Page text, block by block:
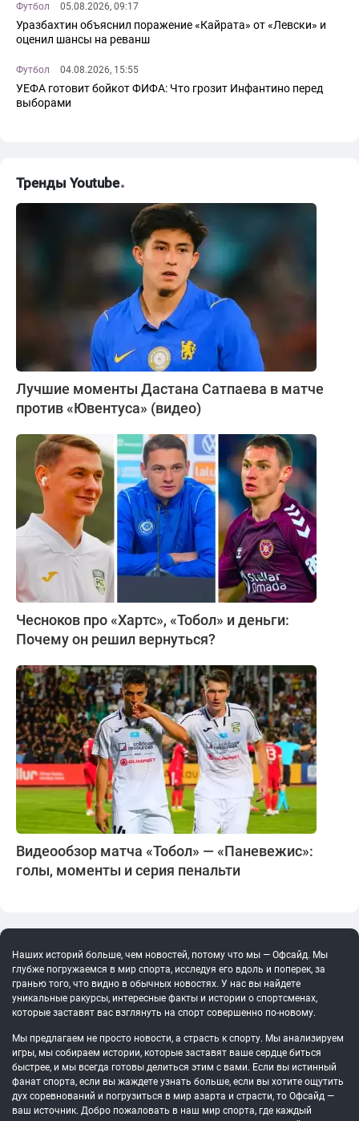
Футбол 05.08.2026, 09:17
Уразбахтин объяснил поражение «Кайрата» от «Левски» и
оценил шансы на реванш
Футбол 04.08.2026, 15:55
УЕФА готовит бойкот ФИФА: Что грозит Инфантино перед
выборами
Тренды Youtube
Лучшие моменты Дастана Сатпаева в матче
против «Ювентуса» (видео)
Чесноков про «Хартс», «Тобол» и деньги:
Почему он решил вернуться?
Видеообзор матча «Тобол» — «Паневежис»:
голы, моменты и серия пенальти
Наших историй больше, чем новостей, потому что мы — Офсайд. Мы
глубже погружаемся в мир спорта, исследуя его вдоль и поперек, за
гранью того, что видно в обычных новостях. У нас вы найдете
уникальные ракурсы, интересные факты и истории о спортсменах,
которые заставят вас взглянуть на спорт совершенно по-новому.
Мы предлагаем не просто новости, а страсть к спорту. Мы анализируем
игры, мы собираем истории, которые заставят ваше сердце биться
быстрее, и мы всегда готовы делиться этим с вами. Если вы истинный
фанат спорта, если вы жаждете узнать больше, если вы хотите ощутить
дух соревнований и погрузиться в мир азарта и страсти, то Офсайд —
ваш источник. Добро пожаловать в наш мир спорта, где каждый